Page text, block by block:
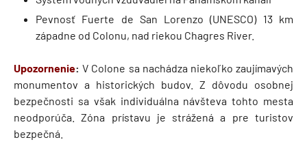
Pevnosť Fuerte de San Lorenzo (UNESCO) 13 km
západne od Colonu, nad riekou Chagres River.
Upozornenie: V Colone sa nachádza niekoľko zaujímavých
monumentov a historických budov. Z dôvodu osobnej
bezpečnosti sa však individuálna návšteva tohto mesta
neodporúča. Zóna prístavu je strážená a pre turistov
bezpečná.